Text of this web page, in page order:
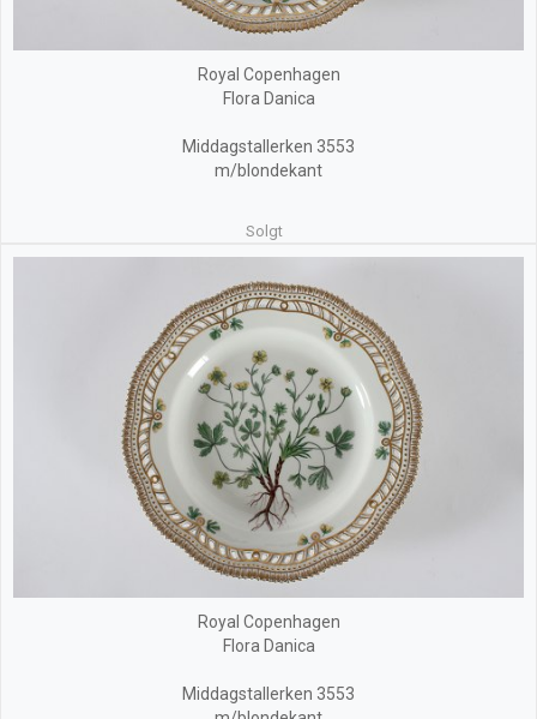
Royal Copenhagen
Flora Danica
Middagstallerken 3553
m/blondekant
Solgt
Royal Copenhagen
Flora Danica
Middagstallerken 3553